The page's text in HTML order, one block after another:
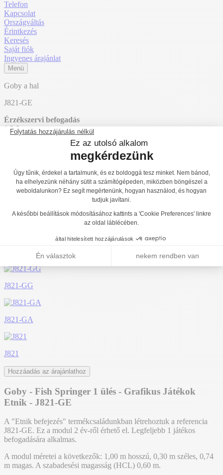
Telefon
Kapcsolat
Országváltás
Érintkezés
Keresés
Saját fiók
Ingyenes árajánlat
Menü
Goby a hal
J821-GE
Érzékszervi befogadás
1 2 3
Mentális befogadás
Játszóterek Grafic Games a személyre szabott
Etnik befejezés
J820-GE
Vissza a listához
J834-GE®
J821-GG
J821-GA
J821
Hozzáadás az árajánlathoz
Goby - Fish Springer 1 ülés - Grafikus Játékok
Etnik - J821-GE
A "Etnik befejezés" termékcsaládunkban létrehoztuk a referencia
J821-GE. Ez a modul 2 év-ről érhető el. Legfeljebb 1 játékos
befogadására alkalmas.
A modul méretei a következők: 1,00 m hosszú, 0,30 m széles, 0,74
m magas. A szabadesési magasság (HCL) 0,60 m.